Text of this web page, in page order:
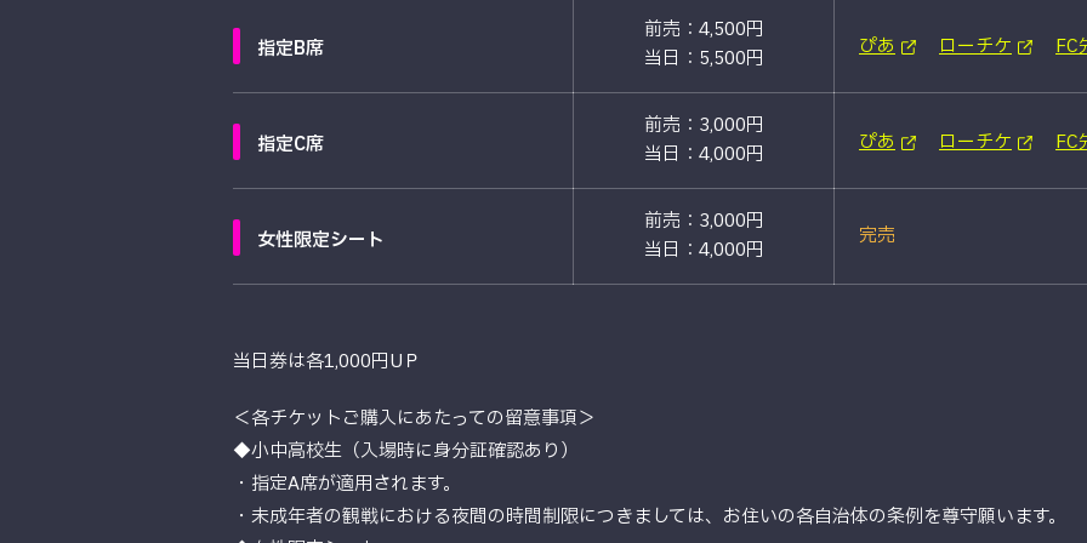
指定B席
前売：4,500円
当日：5,500円
ぴあ ローチケ FC
指定C席
前売：3,000円
当日：4,000円
ぴあ ローチケ FC
女性限定シート
前売：3,000円
当日：4,000円
完売
当日券は各1,000円UＰ
＜各チケットご購入にあたっての留意事項＞
◆小中高校生（入場時に身分証確認あり）
・指定A席が適用されます。
・未成年者の観戦における夜間の時間制限につきましては、お住いの各自治体の条例を尊守願います。